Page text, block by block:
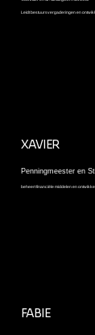
Leidt bestuursvergaderingen en
XAVIER
Penningmeester en
beheert financiële middelen en
FABIE